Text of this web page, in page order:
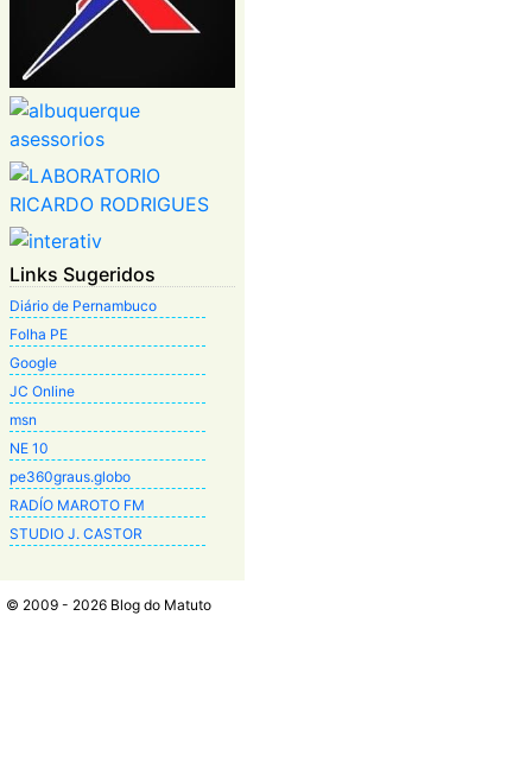
Links Sugeridos
Diário de Pernambuco
Folha PE
Google
JC Online
msn
NE 10
pe360graus.globo
RADÍO MAROTO FM
STUDIO J. CASTOR
© 2009 - 2026 Blog do Matuto